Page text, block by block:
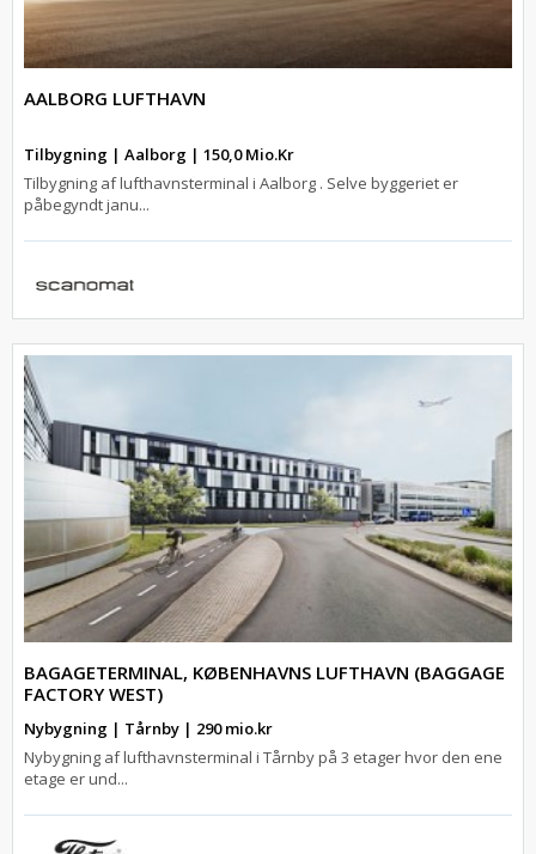
AALBORG LUFTHAVN
Tilbygning | Aalborg | 150,0 Mio.Kr
Tilbygning af lufthavnsterminal i Aalborg . Selve byggeriet er
påbegyndt janu...
BAGAGETERMINAL, KØBENHAVNS LUFTHAVN (BAGGAGE
FACTORY WEST)
Nybygning | Tårnby | 290 mio.kr
Nybygning af lufthavnsterminal i Tårnby på 3 etager hvor den ene
etage er und...